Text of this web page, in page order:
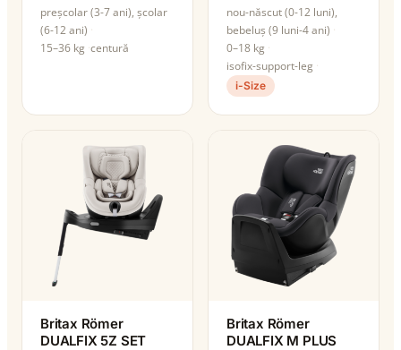
preșcolar (3-7 ani), școlar
(6-12 ani)
15–36 kg centură
nou-născut (0-12 luni),
bebeluș (9 luni-4 ani)
0–18 kg
isofix-support-leg
i-Size
Britax Römer
DUALFIX 5Z SET
Britax Römer
DUALFIX M PLUS